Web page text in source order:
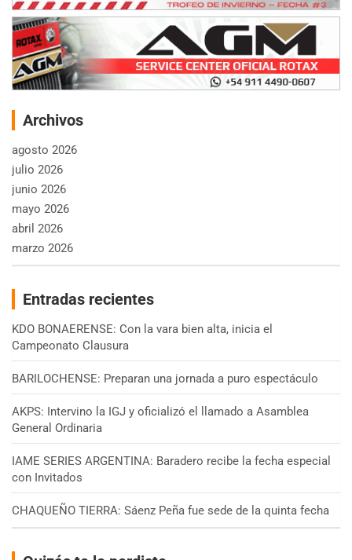
Archivos
agosto 2026
julio 2026
junio 2026
mayo 2026
abril 2026
marzo 2026
Entradas recientes
KDO BONAERENSE: Con la vara bien alta, inicia el
Campeonato Clausura
BARILOCHENSE: Preparan una jornada a puro espectáculo
AKPS: Intervino la IGJ y oficializó el llamado a Asamblea
General Ordinaria
IAME SERIES ARGENTINA: Baradero recibe la fecha especial
con Invitados
CHAQUEÑO TIERRA: Sáenz Peña fue sede de la quinta fecha